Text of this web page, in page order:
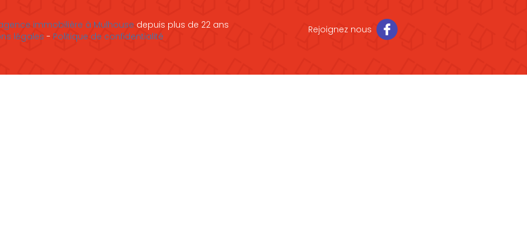
immobilière à Mulhouse depuis plus de 22 ans
légales - Politique de confidentialité
Rejoignez nous